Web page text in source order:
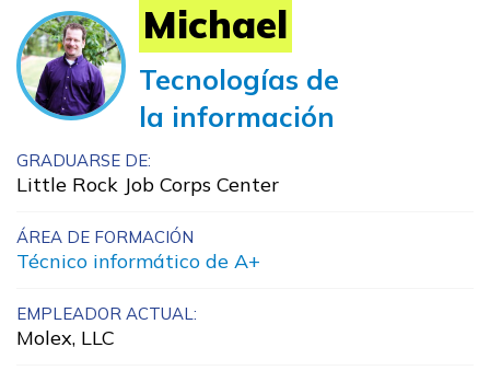
Viaje de la carrera
Estudiar
Programas de
Administración de oficina
Artes culinarias
Asistente médico
Michael
Tecnologías de
la información
GRADUARSE DE:
Little Rock Job Corps Center
ÁREA DE FORMACIÓN
Técnico informático de A+
EMPLEADOR ACTUAL:
Molex, LLC